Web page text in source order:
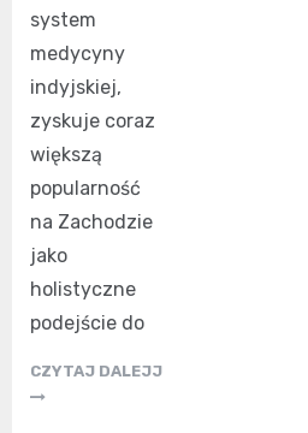
system
medycyny
indyjskiej,
zyskuje coraz
większą
popularność
na Zachodzie
jako
holistyczne
podejście do
CZYTAJ DALEJJ